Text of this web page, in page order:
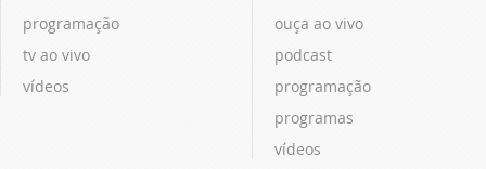
programação
tv ao vivo
vídeos
ouça ao vivo
podcast
programação
programas
vídeos